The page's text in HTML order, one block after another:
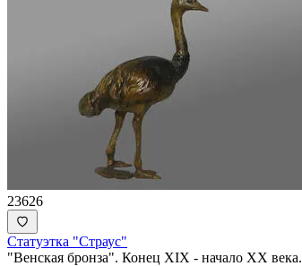
23626
Статуэтка "Страус"
"Венская бронза". Конец XIX - начало ХХ века.